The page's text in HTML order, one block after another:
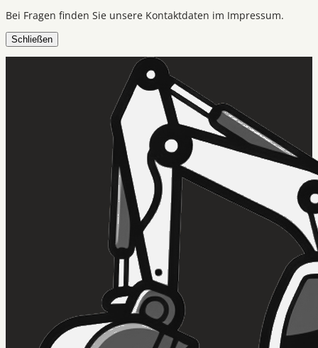
Bei Fragen finden Sie unsere Kontaktdaten im Impressum.
Schließen